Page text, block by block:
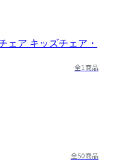
全1商品
全50商品